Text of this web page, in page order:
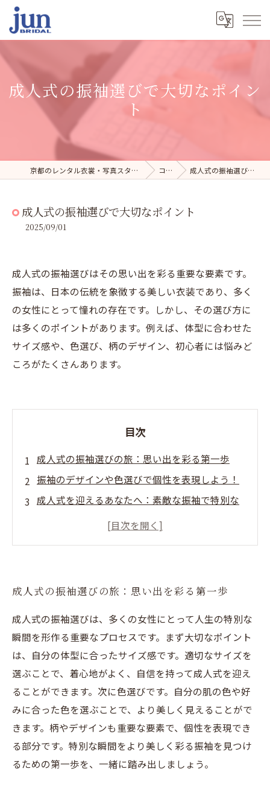
成人式の振袖選びで大切なポイン
ト
京都のレンタル衣裳・写真スタジオならジュンブライダル コラム 成人式の振袖選びで大切なポイント
成人式の振袖選びで大切なポイント
2025/09/01
成人式の振袖選びはその思い出を彩る重要な要素です。
振袖は、日本の伝統を象徴する美しい衣装であり、多く
の女性にとって憧れの存在です。しかし、その選び方に
は多くのポイントがあります。例えば、体型に合わせた
サイズ感や、色選び、柄のデザイン、初心者には悩みど
ころがたくさんあります。
目次
成人式の振袖選びの旅：思い出を彩る第一歩
振袖のデザインや色選びで個性を表現しよう！
成人式を迎えるあなたへ：素敵な振袖で特別な
成人式の振袖選びの旅：思い出を彩る第一歩
成人式の振袖選びは、多くの女性にとって人生の特別な
瞬間を形作る重要なプロセスです。まず大切なポイント
は、自分の体型に合ったサイズ感です。適切なサイズを
選ぶことで、着心地がよく、自信を持って成人式を迎え
ることができます。次に色選びです。自分の肌の色や好
みに合った色を選ぶことで、より美しく見えることがで
きます。柄やデザインも重要な要素で、個性を表現でき
る部分です。特別な瞬間をより美しく彩る振袖を見つけ
るための第一歩を、一緒に踏み出しましょう。